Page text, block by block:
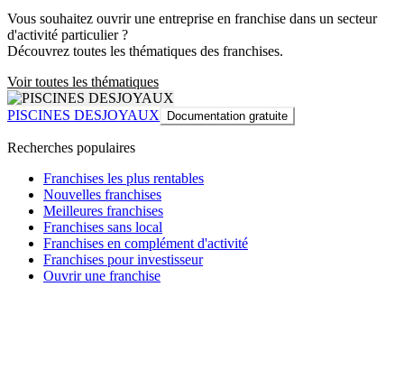
Vous souhaitez ouvrir une entreprise en franchise dans un secteur
d'activité particulier ?
Découvrez toutes les thématiques des franchises.
Voir toutes les thématiques
PISCINES DESJOYAUX Documentation gratuite
Recherches populaires
Franchises les plus rentables
Nouvelles franchises
Meilleures franchises
Franchises sans local
Franchises en complément d'activité
Franchises pour investisseur
Ouvrir une franchise